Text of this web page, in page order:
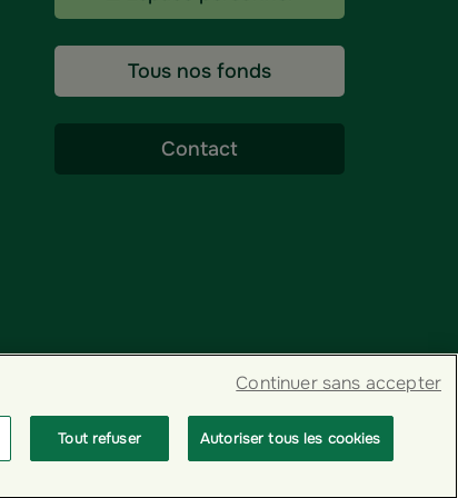
Tous nos fonds
Contact
Tout refuser Autoriser tous les cookies
Continuer sans accepter